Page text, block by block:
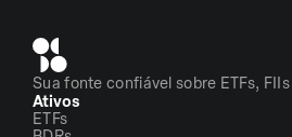
Sua fonte confiável sobre ETFs, FIIs
Ativos
ETFs